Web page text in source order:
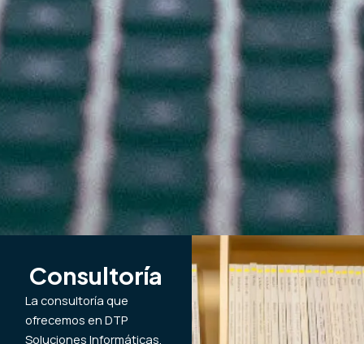
Consultoría
La consultoría que
ofrecemos en DTP
Soluciones Informáticas,